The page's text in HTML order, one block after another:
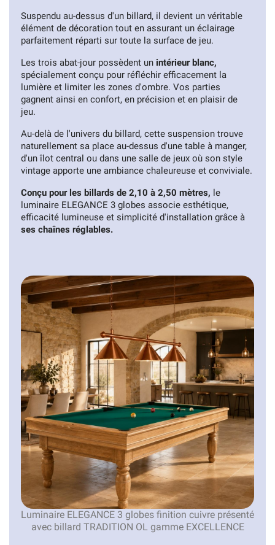
Suspendu au-dessus d'un billard, il devient un véritable
élément de décoration tout en assurant un éclairage
parfaitement réparti sur toute la surface de jeu.
Les trois abat-jour possèdent un intérieur blanc,
spécialement conçu pour réfléchir efficacement la
lumière et limiter les zones d'ombre. Vos parties
gagnent ainsi en confort, en précision et en plaisir de
jeu.
Au-delà de l'univers du billard, cette suspension trouve
naturellement sa place au-dessus d'une table à manger,
d'un îlot central ou dans une salle de jeux où son style
vintage apporte une ambiance chaleureuse et conviviale.
Conçu pour les billards de 2,10 à 2,50 mètres, le
luminaire ELEGANCE 3 globes associe esthétique,
efficacité lumineuse et simplicité d'installation grâce à
ses chaînes réglables.
Luminaire ELEGANCE 3 globes finition cuivre présenté
avec billard TRADITION OL gamme EXCELLENCE